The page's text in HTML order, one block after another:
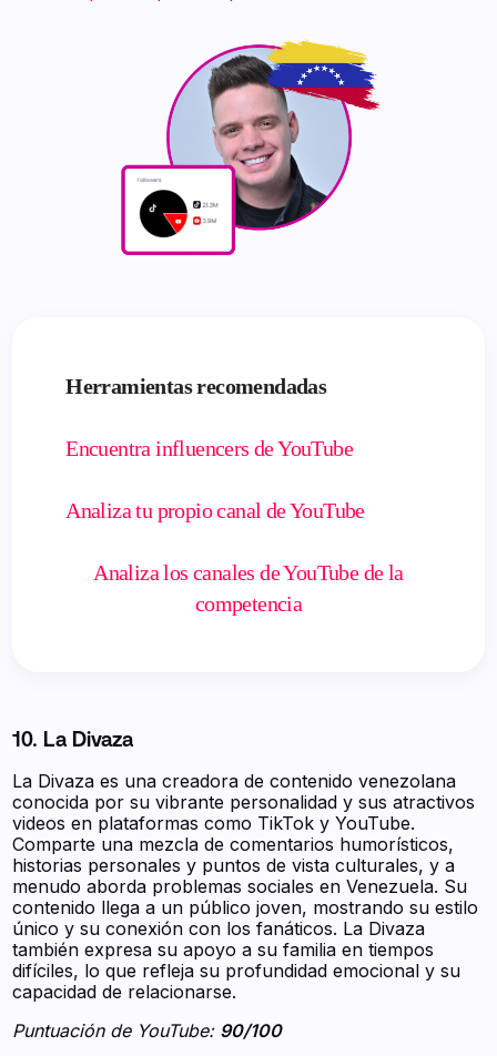
Herramientas recomendadas
Encuentra influencers de YouTube
Analiza tu propio canal de YouTube
Analiza los canales de YouTube de la
competencia
10. La Divaza
La Divaza es una creadora de contenido venezolana
conocida por su vibrante personalidad y sus atractivos
videos en plataformas como TikTok y YouTube.
Comparte una mezcla de comentarios humorísticos,
historias personales y puntos de vista culturales, y a
menudo aborda problemas sociales en Venezuela. Su
contenido llega a un público joven, mostrando su estilo
único y su conexión con los fanáticos. La Divaza
también expresa su apoyo a su familia en tiempos
difíciles, lo que refleja su profundidad emocional y su
capacidad de relacionarse.
Puntuación de YouTube: 90/100